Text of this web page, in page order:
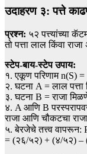
उदाहरण ३: पत्ते
प्रश्न: ५२ पत्त्यांच्या
तो पत्ता लाल किंवा
स्टेप-बाय-स्टेप उपाय:
१. एकूण परिणाम n(S)
२. घटना A = लाल
३. घटना B = राजा
४. A आणि B
राजा आणि चौकटचा
५. बेरजेचे तत्त्व
= (२६/५२) + (४/५२) –